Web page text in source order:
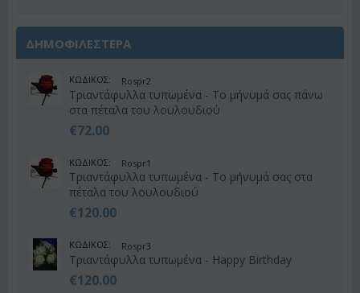
ΔΗΜΟΦΙΛΕΣΤΕΡΑ
ΚΩΔΙΚΟΣ: Rospr2
Τριαντάφυλλα τυπωμένα - Το μήνυμά σας πάνω
στα πέταλα του λουλουδιού
€72.00
ΚΩΔΙΚΟΣ: Rospr1
Τριαντάφυλλα τυπωμένα - Το μήνυμά σας στα
πέταλα του λουλουδιού
€120.00
ΚΩΔΙΚΟΣ: Rospr3
Τριαντάφυλλα τυπωμένα - Happy Birthday
€120.00